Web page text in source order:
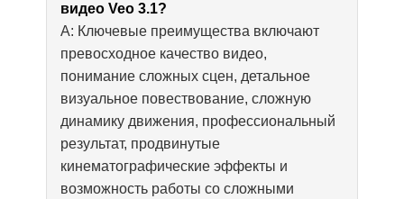
видео Veo 3.1?
А: Ключевые преимущества включают
превосходное качество видео,
понимание сложных сцен, детальное
визуальное повествование, сложную
динамику движения, профессиональный
результат, продвинутые
кинематографические эффекты и
возможность работы со сложными